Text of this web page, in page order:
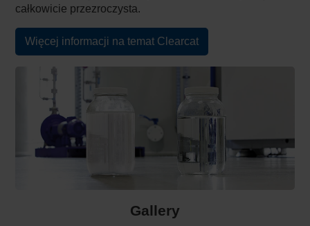
całkowicie przezroczysta.
Więcej informacji na temat Clearcat
Gallery